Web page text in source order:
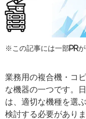
※この記事には一部PRが
業務用の複合機・コ
な機器の一つです。
は、適切な機種を選
検討する必要がありま